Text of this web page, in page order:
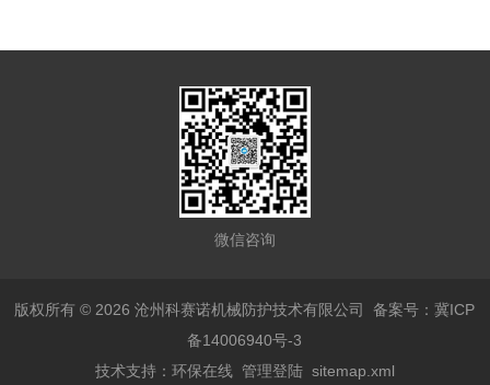
微信咨询
版权所有 © 2026 沧州科赛诺机械防护技术有限公司备案号：冀ICP
备14006940号-3
技术支持： 环保在线 管理登陆 sitemap.xml